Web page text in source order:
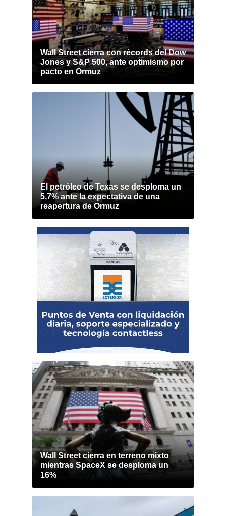
Wall Street cierra con récords del Dow
Jones y S&P 500, ante optimismo por
pacto en Ormuz
El petróleo de Texas se desploma un
5,7% ante la expectativa de una
reapertura de Ormuz
Wall Street cierra en terreno mixto
mientras SpaceX se desploma un
16%